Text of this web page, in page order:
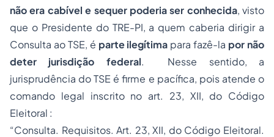
não era cabível e sequer poderia ser conhecida, visto
que o Presidente do TRE-PI, a quem caberia dirigir a
Consulta ao TSE, é parte ilegítima para fazê-la por não
deter jurisdição federal. Nesse sentido, a
jurisprudência do TSE é firme e pacífica, pois atende o
comando legal inscrito no art. 23, XII, do Código
Eleitoral :
“Consulta. Requisitos. Art. 23, XII, do Código Eleitoral.